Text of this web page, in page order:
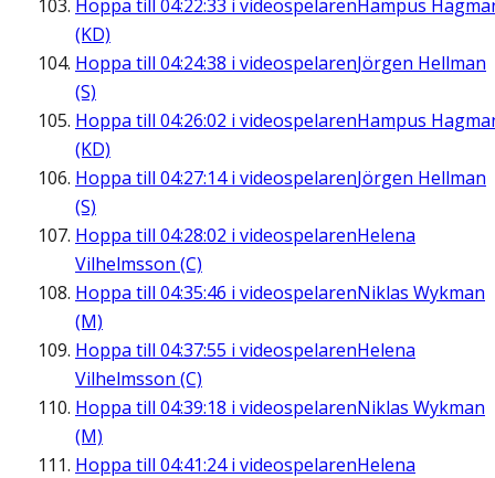
Hoppa till 04:22:33 i videospelarenHampus
(KD)
Hoppa till 04:24:38 i videospelarenJörgen Hellman
(S)
Hoppa till 04:26:02 i videospelarenHampus
(KD)
Hoppa till 04:27:14i videospelarenJörgen Hellman
(S)
Hoppa till 04:28:02 i videospelarenHelena
Vilhelmsson (C)
Hoppa till 04:35:46 i videospelarenNiklas Wykman
(M)
Hoppa till 04:37:55 i videospelarenHelena
Vilhelmsson (C)
Hoppa till 04:39:18 i videospelarenNiklas Wykman
(M)
Hoppa till 04:41:24i videospelarenHelena